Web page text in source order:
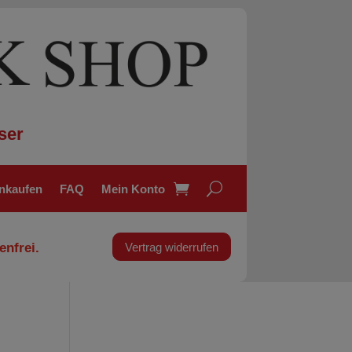
FAQ Mein Konto
Vertrag widerrufen